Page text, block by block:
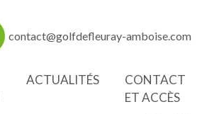
contact@golfdefleuray-amboise.com
ACTUALITÉS
CONTACT
ET ACCÈS